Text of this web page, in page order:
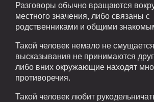
Разговоры обычно вращаются
местного значения, либо связаны с
родственниками и общими
Такой человек немало не
высказывания не принимаются
либо вних окружающие находят
противоречия.
Такой человек любит